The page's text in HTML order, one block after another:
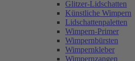
Glitzer-Lidschatten
Künstliche Wimpern
Lidschattenpaletten
Wimpern-Primer
Wimpernbürsten
Wimpernkleber
Wimpernzangen